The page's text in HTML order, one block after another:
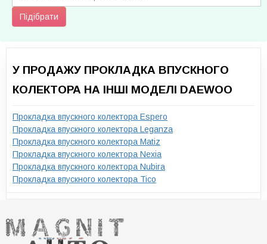
Підібрати
У ПРОДАЖУ ПРОКЛАДКА ВПУСКНОГО
КОЛЕКТОРА НА ІНШІ МОДЕЛІ DAEWOO
Прокладка впускного колектора Espero
Прокладка впускного колектора Leganza
Прокладка впускного колектора Matiz
Прокладка впускного колектора Nexia
Прокладка впускного колектора Nubira
Прокладка впускного колектора Tico